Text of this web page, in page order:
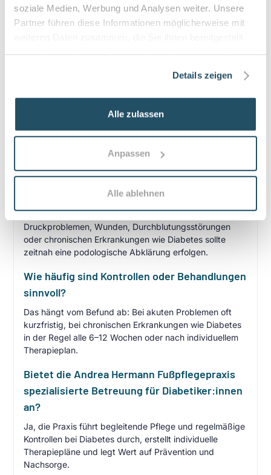
soziale Medien, Werbung und Analysen weiter. Unsere
Partner führen diese Informationen möglicherweise mit
Details zeigen
Alle zulassen
Anpassen
Alle ablehnen
Häufige Fragen zum Praxisbesuch
Was unterscheidet medizinische Podologie
von kosmetischer Fußpflege?
Medizinische Podologie beschäftigt sich mit Diagnostik
und Behandlung von Erkrankungen (z. B.
folgt fachlichen Standards; kosmetische Fußpflege ist
rein ästhetisch orientiert.
Wann sollte man eine Podologin aufsuchen?
Bei Schmerzen, wiederkehrenden Nagel- oder
Druckproblemen, Wunden, Durchblutungsstörungen
oder chronischen Erkrankungen wie Diabetes sollte
zeitnah eine podologische Abklärung erfolgen.
Wie häufig sind Kontrollen oder Behandlungen
sinnvoll?
Das hängt vom Befund ab: Bei akuten Problemen oft
kurzfristig, bei chronischen Erkrankungen wie Diabetes
in der Regel alle 6–12 Wochen oder nach individuellem
Therapieplan.
Bietet die Andrea Hermann Fußpflegepraxis
spezialisierte Betreuung für Diabetiker:innen
an?
Ja, die Praxis führt begleitende Pflege und regelmäßige
Kontrollen bei Diabetes durch, erstellt individuelle
Therapiepläne und legt Wert auf Prävention und
Nachsorge.